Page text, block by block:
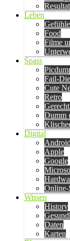
Leben
Gefühle
Food
Filme
Spass
Fail-
Cute
Retro
Dumm
Digital
Android
Apple
Google
Online-
Wissen
History
Daten
Karten